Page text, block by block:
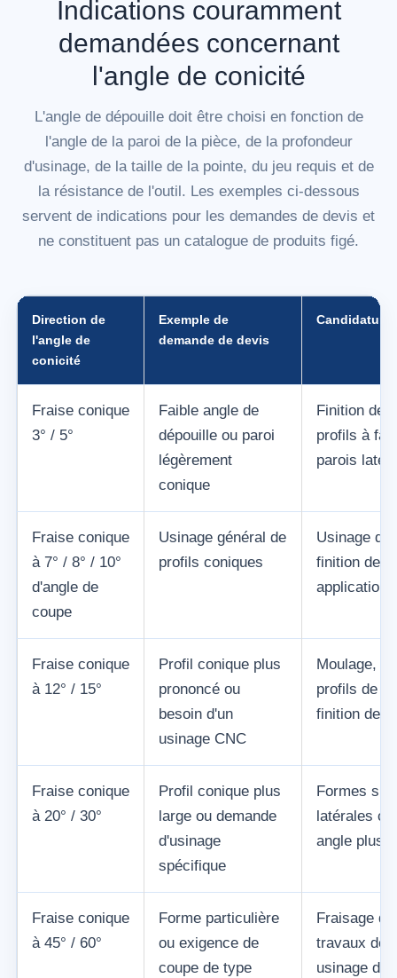
Indications couramment
demandées concernant
l'angle de conicité
L'angle de dépouille doit être choisi en fonction de
l'angle de la paroi de la pièce, de la profondeur
d'usinage, de la taille de la pointe, du jeu requis et de
la résistance de l'outil. Les exemples ci-dessous
servent de indications pour les demandes de devis et
ne constituent pas un catalogue de produits figé.
Direction de
l'angle de
conicité
Exemple de
demande de devis
Candidature
Fraise conique
3° / 5°
Faible angle de
dépouille ou paroi
légèrement
conique
Finition
profils à
parois
Fraise conique
à 7° / 8° / 10°
d'angle de
coupe
Usinage général de
profils coniques
Usinage
finition de
Fraise conique
à 12° / 15°
Profil conique plus
prononcé ou
besoin d'un
usinage CNC
Moulage,
profils de
finition de
Fraise conique
à 20° / 30°
Profil conique plus
large ou demande
d'usinage
spécifique
Formes
latérales
angle plus
Fraise conique
à 45° / 60°
Forme particulière
ou exigence de
coupe de type
Fraisage
travaux de
usinage de